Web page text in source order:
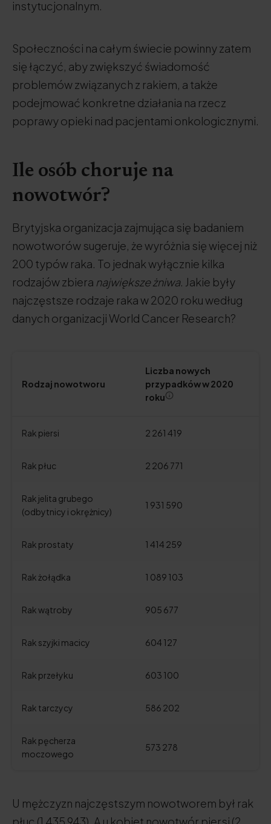
instytucjonalnym.
Społeczności na całym świecie powinny zatem
się łączyć, aby zwiększyć świadomość
problemów związanych z rakiem, a także
podejmować konkretne działania na rzecz
poprawy opieki nad pacjentami onkologicznymi.
Ile osób choruje na
nowotwór?
Brytyjska organizacja zajmująca się badaniem
nowotworów sugeruje, że wyróżnia się więcej niż
200 typów raka. To jednak wyłącznie kilka
rodzajów zbiera największe żniwa. Jakie były
najczęstsze rodzaje raka w 2020 roku według
danych organizacji World Cancer Research?
Rodzaj nowotworu
Liczba nowych
przypadków w 2020
roku
Rak piersi 2 261 419
Rak płuc 2 206 771
Rak jelita grubego
(odbytnicy i okrężnicy)
1 931 590
Rak prostaty 1 414 259
Rak żołądka 1 089 103
Rak wątroby 905 677
Rak szyjki macicy 604 127
Rak przełyku 603 100
Rak tarczycy 586 202
Rak pęcherza
moczowego
573 278
U mężczyzn najczęstszym nowotworem był rak